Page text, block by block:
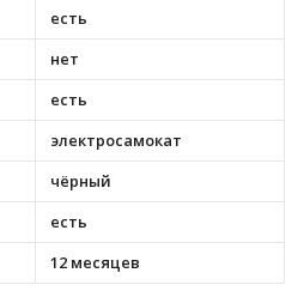
есть
нет
есть
электросамокат
чёрный
есть
12 месяцев